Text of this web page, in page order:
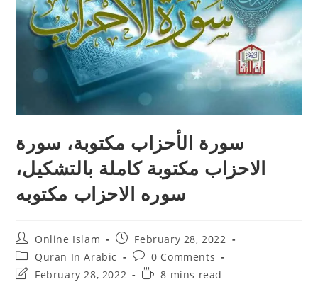
سورة الأحزاب مكتوبة، سورة
الاحزاب مكتوبة كاملة بالتشكيل،
سوره الاحزاب مكتوبه
Post
author:
Online Islam
Post
published:
February 28, 2022
Post
category:
Quran In Arabic
Post
comments:
0 Comments
PostFebruary 28, 2022
Reading8 mins read